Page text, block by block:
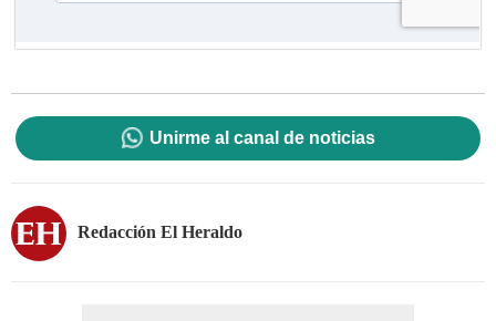
Unirme al canal de noticias
Redacción El Heraldo